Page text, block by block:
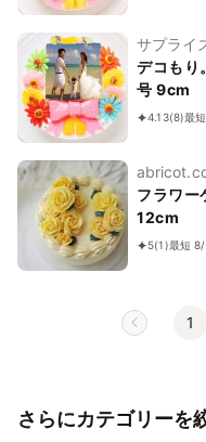
サプライ
か）
デコもり
号 9cm
4.13(8)最
フラワ
12cm
5(1)最短
1
さらにカテゴリーを